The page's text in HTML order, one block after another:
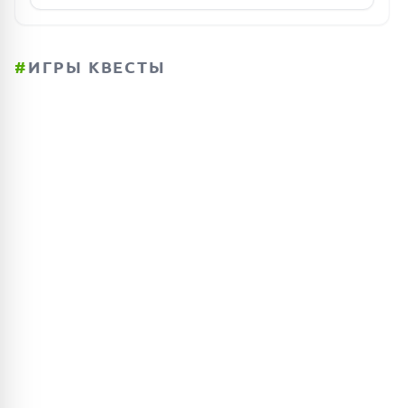
#ИГРЫ КВЕСТЫ